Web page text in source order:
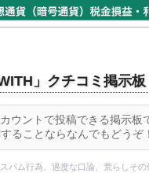
」クチコミ掲示板
ウントで投稿できる掲示板
ることならなんでもどうぞ！
パム行為、過度な口論、荒らしそ